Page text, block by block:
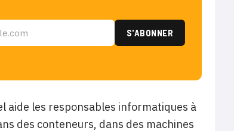
aide les responsables informatiques à
des conteneurs, dans des machines